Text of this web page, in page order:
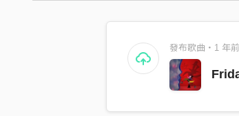
發布歌曲・1 年前